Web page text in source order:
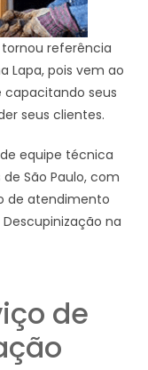
tornou referência
Lapa, pois vem ao
capacitando seus
seus clientes.
equipe técnica
São Paulo, com
de atendimento
na
de